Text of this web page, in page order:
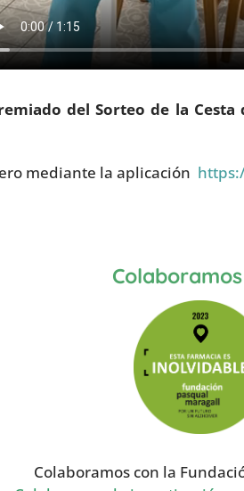
del Sorteo de la Cesta
mediante la aplicación
Colaboramos con la